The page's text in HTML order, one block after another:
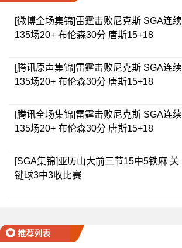
[微博全场集锦]雷霆击败尼克斯 SGA连续
135场20+ 布伦森30分 唐斯15+18
[腾讯原声集锦]雷霆击败尼克斯 SGA连续
135场20+ 布伦森30分 唐斯15+18
[腾讯全场集锦]雷霆击败尼克斯 SGA连续
135场20+ 布伦森30分 唐斯15+18
[SGA集锦]亚历山大前三节15中5铁麻 关
键球3中3收比赛
推荐列表